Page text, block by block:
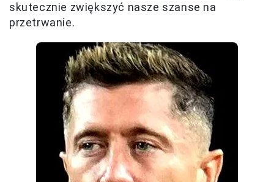
skutecznie zwiększyć nasze szanse na
przetrwanie.